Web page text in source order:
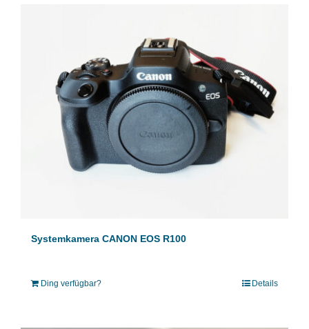
Systemkamera CANON EOS R100
Ding verfügbar? Details